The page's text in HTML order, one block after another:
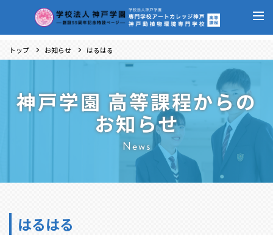
トップ お知らせ はるはる
神戸学園 高等課程からの
お知らせ
News
はるはる